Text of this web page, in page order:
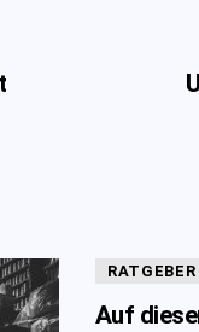
RATGEBER
Auf